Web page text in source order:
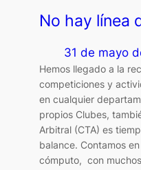
No hay línea
31 de mayo
Hemos llegado a la
competiciones y
en cualquier
propios Clubes,
Arbitral (CTA) es
balance. Contamos
cómputo, con